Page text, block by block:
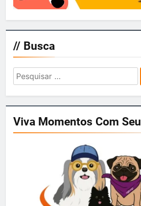
// Busca
Pesquisar
por:
Viva Momentos Com Seu